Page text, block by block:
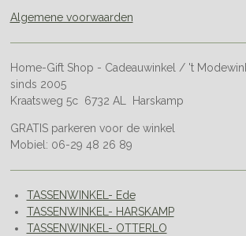
Algemene voorwaarden
Home-Gift Shop - Cadeauwinkel / 't
sinds 2005
Kraatsweg 5c 6732 AL Harskamp
GRATIS parkeren voor de winkel
Mobiel: 06-29 48 26 89
TASSENWINKEL- Ede
TASSENWINKEL- HARSKAMP
TASSENWINKEL- OTTERLO